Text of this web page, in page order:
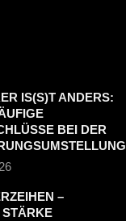
IS(S)T ANDERS:
BEI DER
–
STÄRKE